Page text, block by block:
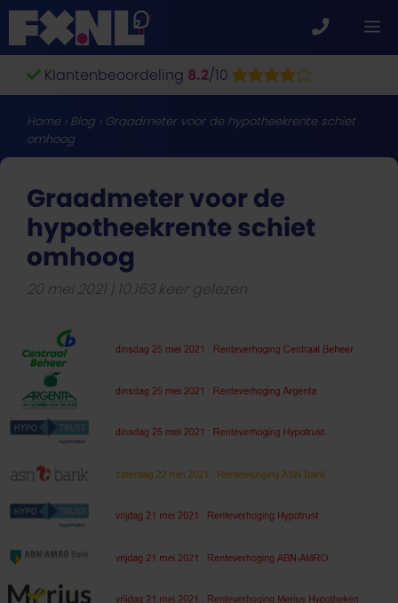
Ga
naar
de
inhoudKlantenbeoordeling 8.2/10
Home› Blog › Graadmeter voor de hypotheekrente schiet
omhoog
Graadmeter voor de
hypotheekrente schiet
omhoog
20 mei 2021 10.163 keer gelezen